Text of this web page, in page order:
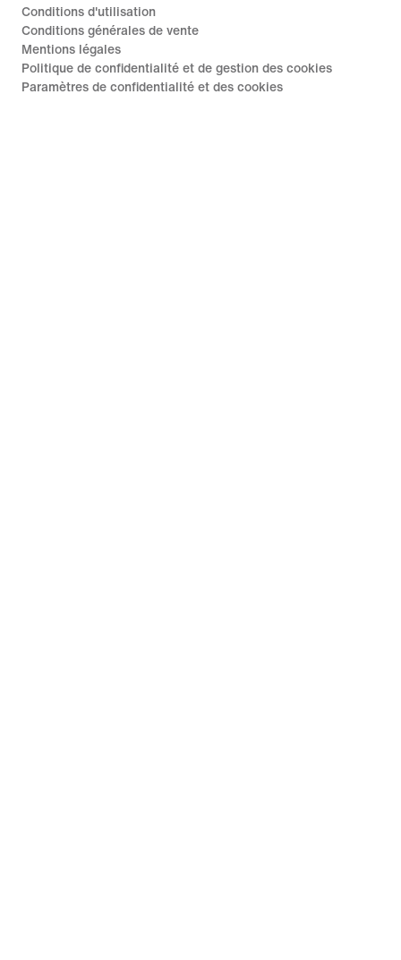
Conditions d'utilisation
Conditions générales de vente
Mentions légales
Politique de confidentialité et de gestion des cookies
Paramètres de confidentialité et des cookies